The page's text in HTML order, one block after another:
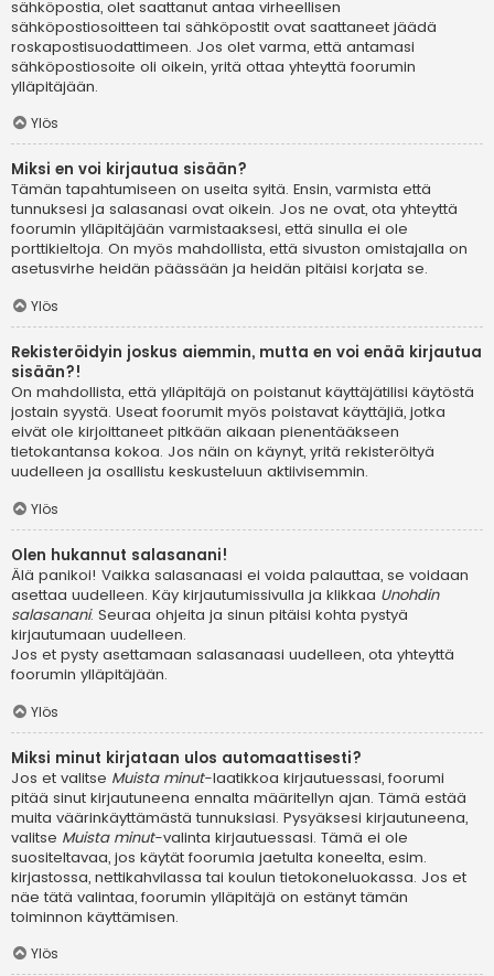
sähköpostia, olet saattanut antaa virheellisen
sähköpostiosoitteen tai sähköpostit ovat saattaneet jäädä
roskapostisuodattimeen. Jos olet varma, että antamasi
sähköpostiosoite oli oikein, yritä ottaa yhteyttä foorumin
ylläpitäjään.
Ylös
Miksi en voi kirjautua sisään?
Tämän tapahtumiseen on useita syitä. Ensin, varmista että
tunnuksesi ja salasanasi ovat oikein. Jos ne ovat, ota yhteyttä
foorumin ylläpitäjään varmistaaksesi, että sinulla ei ole
porttikieltoja. On myös mahdollista, että sivuston omistajalla on
asetusvirhe heidän päässään ja heidän pitäisi korjata se.
Ylös
Rekisteröidyin joskus aiemmin, mutta en voi enää kirjautua
sisään?!
On mahdollista, että ylläpitäjä on poistanut käyttäjätilisi käytöstä
jostain syystä. Useat foorumit myös poistavat käyttäjiä, jotka
eivät ole kirjoittaneet pitkään aikaan pienentääkseen
tietokantansa kokoa. Jos näin on käynyt, yritä rekisteröityä
uudelleen ja osallistu keskusteluun aktiivisemmin.
Ylös
Olen hukannut salasanani!
Älä panikoi! Vaikka salasanaasi ei voida palauttaa, se voidaan
asettaa uudelleen. Käy kirjautumissivulla ja klikkaa Unohdin
salasanani. Seuraa ohjeita ja sinun pitäisi kohta pystyä
kirjautumaan uudelleen.
Jos et pysty asettamaan salasanaasi uudelleen, ota yhteyttä
foorumin ylläpitäjään.
Ylös
Miksi minut kirjataan ulos automaattisesti?
Jos et valitse Muista minut-laatikkoa kirjautuessasi, foorumi
pitää sinut kirjautuneena ennalta määritellyn ajan. Tämä estää
muita väärinkäyttämästä tunnuksiasi. Pysyäksesi kirjautuneena,
valitse Muista minut-valinta kirjautuessasi. Tämä ei ole
suositeltavaa, jos käytät foorumia jaetulta koneelta, esim.
kirjastossa, nettikahvilassa tai koulun tietokoneluokassa. Jos et
näe tätä valintaa, foorumin ylläpitäjä on estänyt tämän
toiminnon käyttämisen.
Ylös